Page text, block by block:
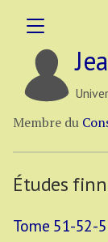
Membre du
Études
Tome 51-52-